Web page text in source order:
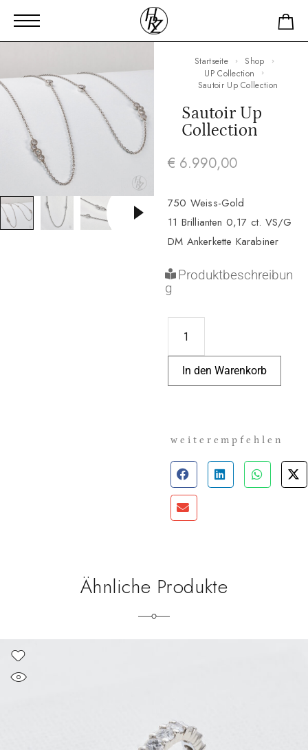
Startseite
Shop
UP Collection
Sautoir Up Collection
Sautoir Up
Collection
€ 6.990,00
750 Weiss-Gold
11 Brillianten 0,17 ct. VS/G
DM Ankerkette Karabiner
Produktbeschreibun
g
In den Warenkorb
weiterempfehlen
Ähnliche Produkte